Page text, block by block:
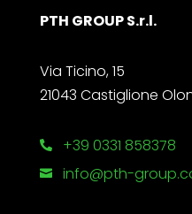
PTH GROUP S.r.l.
Via Ticino, 15
21043 Castiglione
 +39 0331 858378
 info@pth-